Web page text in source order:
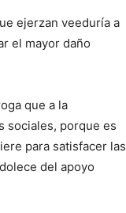
ejerzan veeduría a
el mayor daño
que a la
sociales, porque es
para satisfacer las
del apoyo